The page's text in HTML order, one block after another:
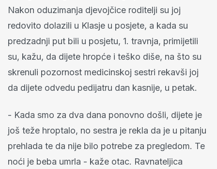
Nakon oduzimanja djevojčice roditelji su joj
redovito dolazili u Klasje u posjete, a kada su
predzadnji put bili u posjetu, 1. travnja, primijetili
su, kažu, da dijete hropće i teško diše, na što su
skrenuli pozornost medicinskoj sestri rekavši joj
da dijete odvedu pedijatru dan kasnije, u petak.
- Kada smo za dva dana ponovno došli, dijete je
još teže hroptalo, no sestra je rekla da je u pitanju
prehlada te da nije bilo potrebe za pregledom. Te
noći je beba umrla - kaže otac. Ravnateljica